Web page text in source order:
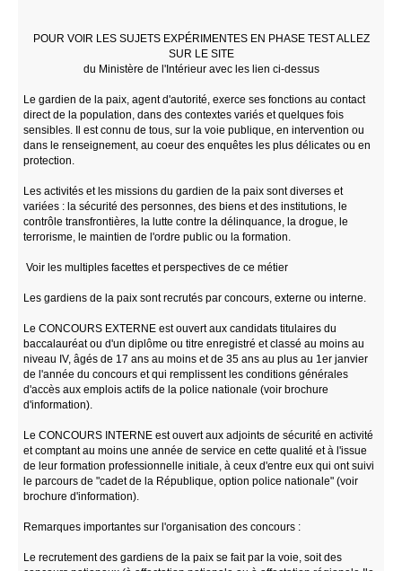
POUR VOIR LES SUJETS EXPÉRIMENTES EN PHASE TEST ALLEZ
SUR LE SITE
du Ministère de l'Intérieur avec les lien ci-dessus
Le gardien de la paix, agent d'autorité, exerce ses fonctions au contact
direct de la population, dans des contextes variés et quelques fois
sensibles. Il est connu de tous, sur la voie publique, en intervention ou
dans le renseignement, au coeur des enquêtes les plus délicates ou en
protection.
Les activités et les missions du gardien de la paix sont diverses et
variées : la sécurité des personnes, des biens et des institutions, le
contrôle transfrontières, la lutte contre la délinquance, la drogue, le
terrorisme, le maintien de l'ordre public ou la formation.
Voir les multiples facettes et perspectives de ce métier
Les gardiens de la paix sont recrutés par concours, externe ou interne.
Le CONCOURS EXTERNE est ouvert aux candidats titulaires du
baccalauréat ou d'un diplôme ou titre enregistré et classé au moins au
niveau IV, âgés de 17 ans au moins et de 35 ans au plus au 1er janvier
de l'année du concours et qui remplissent les conditions générales
d'accès aux emplois actifs de la police nationale (voir brochure
d'information).
Le CONCOURS INTERNE est ouvert aux adjoints de sécurité en activité
et comptant au moins une année de service en cette qualité et à l'issue
de leur formation professionnelle initiale, à ceux d'entre eux qui ont suivi
le parcours de "cadet de la République, option police nationale" (voir
brochure d'information).
Remarques importantes sur l'organisation des concours :
Le recrutement des gardiens de la paix se fait par la voie, soit des